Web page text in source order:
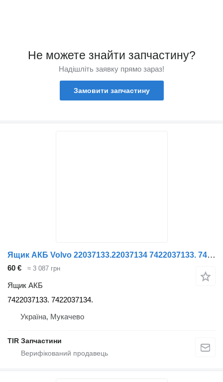
Не можете знайти запчастину?
Надішліть заявку прямо зараз!
Замовити запчастину
Ящик АКБ Volvo 22037133.22037134 7422037133. 7422037134. до тягача Volvo renault
60 € ≈ 3 087 грн
Ящик АКБ
7422037133. 7422037134.
Україна, Мукачево
TIR Запчастини